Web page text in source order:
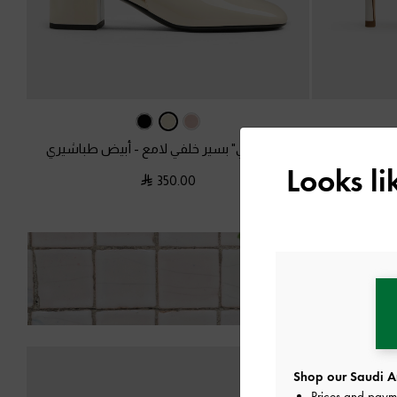
حذاء "داني" بسير خلفي لامع - أبيض طباشيري
350.00 Looks
Shop our Saudi